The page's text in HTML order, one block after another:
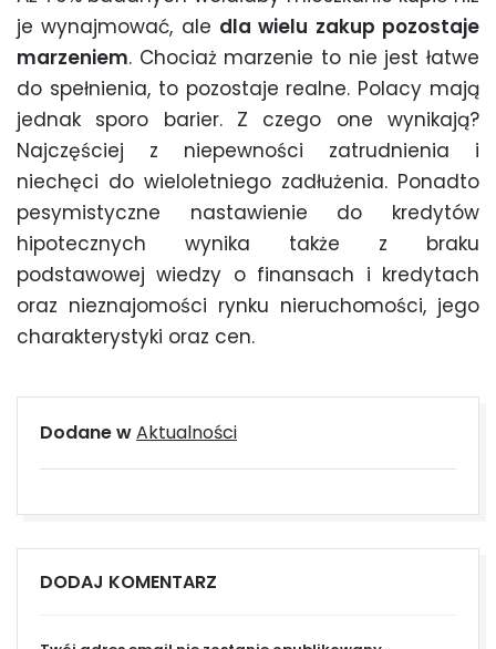
je wynajmować, ale dla wielu zakup pozostaje
marzeniem. Chociaż marzenie to nie jest łatwe
do spełnienia, to pozostaje realne. Polacy mają
jednak sporo barier. Z czego one wynikają?
Najczęściej z niepewności zatrudnienia i
niechęci do wieloletniego zadłużenia. Ponadto
pesymistyczne nastawienie do kredytów
hipotecznych wynika także z braku
podstawowej wiedzy o finansach i kredytach
oraz nieznajomości rynku nieruchomości, jego
charakterystyki oraz cen.
Dodane wAktualności
DODAJ KOMENTARZ